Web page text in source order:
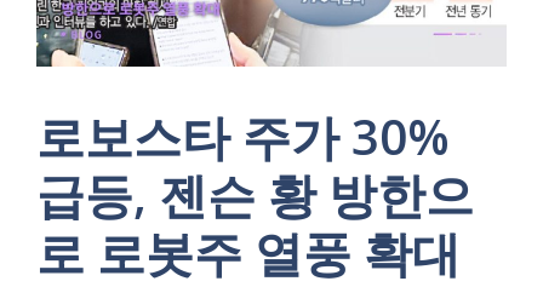
로보스타 주가 30%
급등, 젠슨 황 방한으
로 로봇주 열풍 확대